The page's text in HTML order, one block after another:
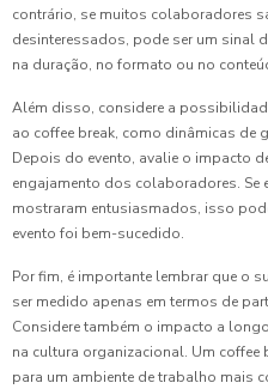
contrário, se muitos colaboradores
desinteressados, pode ser um sinal
na duração, no formato ou no
Além disso, considere a
ao coffee break, como dinâmicas de
Depois do evento, avalie o impacto
engajamento dos colaboradores. Se
mostraram entusiasmados, isso
evento foi bem-sucedido.
Por fim, é importante lembrar que o
ser medido apenas em termos de
Considere também o impacto a
na cultura organizacional. Um
para um ambiente de trabalho mais